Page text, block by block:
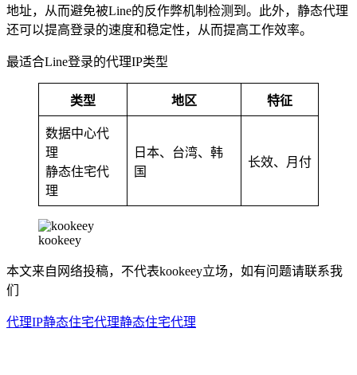
地址，从而避免被Line的反作弊机制检测到。此外，静态代理
还可以提高登录的速度和稳定性，从而提高工作效率。
最适合Line登录的代理IP类型
类型 地区 特征
数据中心代
理
静态住宅代
理
日本、台湾、韩
国
长效、月付
kookeey
本文来自网络投稿，不代表kookeey立场，如有问题请联系我
们
代理IP静态住宅代理静态住宅代理